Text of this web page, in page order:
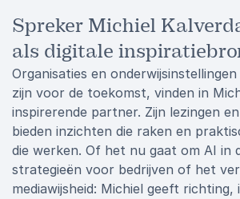
Spreker Michiel
als digitale
Organisaties en
zijn voor de toekomst, vinden in
inspirerende partner. Zijn lezingen
bieden inzichten die raken en
die werken. Of het nu gaat om AI in
strategieën voor bedrijven of het
mediawijsheid: Michiel geeft richting,